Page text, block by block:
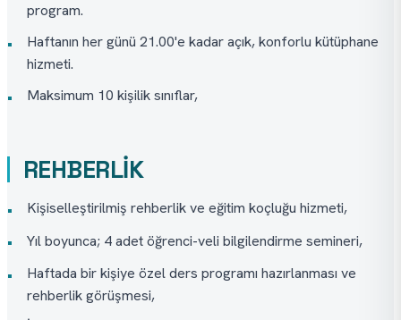
program.
•
Haftanın her günü 21.00'e kadar açık, konforlu kütüphane
hizmeti.
•
Maksimum 10 kişilik sınıflar,
REHBERLİK
•
Kişiselleştirilmiş rehberlik ve eğitim koçluğu hizmeti,
•
Yıl boyunca; 4 adet öğrenci-veli bilgilendirme semineri,
•
Haftada bir kişiye özel ders programı hazırlanması ve
rehberlik görüşmesi,